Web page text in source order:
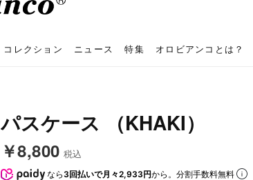
コレクション ニュース 特集 オロビアンコとは？
パスケース （KHAKI）
￥8,800 税込
なら 3回払いで月々2,933円から。分割手数料無料